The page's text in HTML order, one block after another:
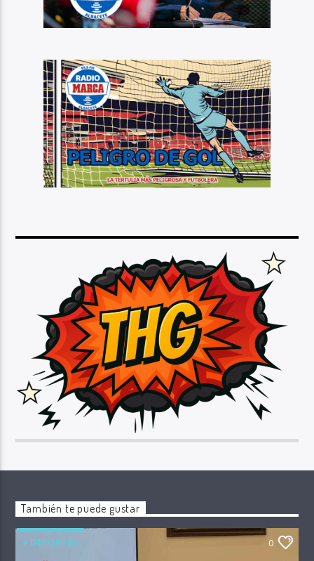
También te puede gustar
+ DEPORTES 0